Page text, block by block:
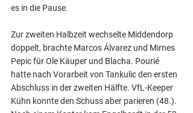
es in die Pause.
Zur zweiten Halbzeit wechselte Middendorp
doppelt, brachte Marcos Álvarez und Mirnes
Pepic für Ole Käuper und Blacha. Pourié
hatte nach Vorarbeit von Tankulic den ersten
Abschluss in der zweiten Hälfte. VfL-Keeper
Kühn konnte den Schuss aber parieren (48.).